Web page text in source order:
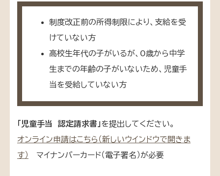
制度改正前の所得制限により、支給を受
けていない方
高校生年代の子がいるが、0歳から中学
生までの年齢の子がいないため、児童手
当を受給していない方
「児童手当 認定請求書」を提出してください。
オンライン申請はこちら（新しいウインドウで開きま
す）
マイナンバーカード（電子署名）が必要